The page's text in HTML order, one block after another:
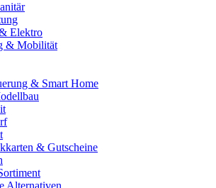
Elektro
& Mobilität
& Smart Home
& Gutscheine
Alternativen